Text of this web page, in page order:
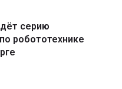
серию
робототехнике